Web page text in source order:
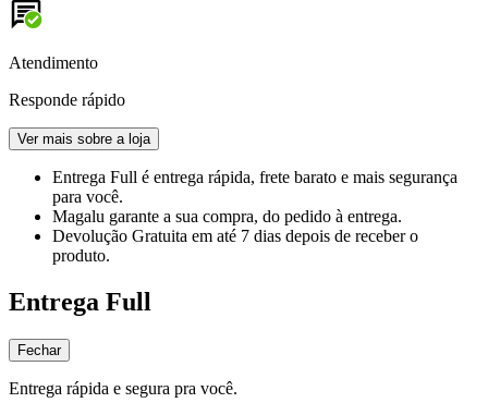
Atendimento
Responde rápido
Ver mais sobre a loja
Entrega Full é entrega rápida, frete barato e mais segurança
para você.
Magalu garante a sua compra, do pedido à entrega.
Devolução Gratuita em até 7 dias depois de receber o
produto.
Entrega Full
Fechar
Entrega rápida e segura pra você.